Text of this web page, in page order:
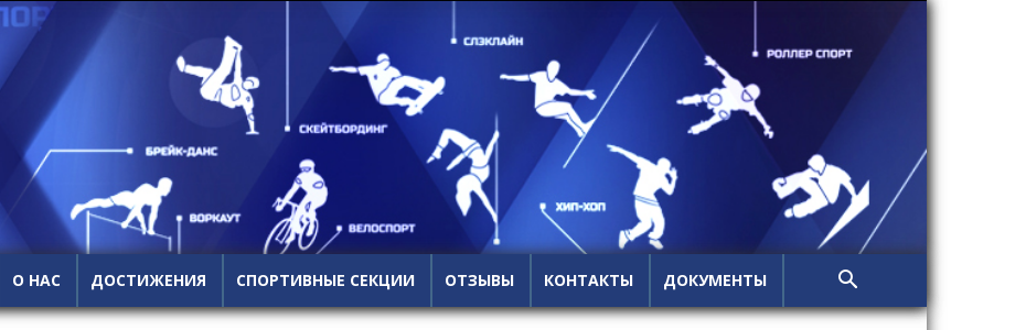
О НАС ДОСТИЖЕНИЯ СПОРТИВНЫЕ СЕКЦИИ ОТЗЫВЫ КОНТАКТЫ ДОКУМЕНТЫ